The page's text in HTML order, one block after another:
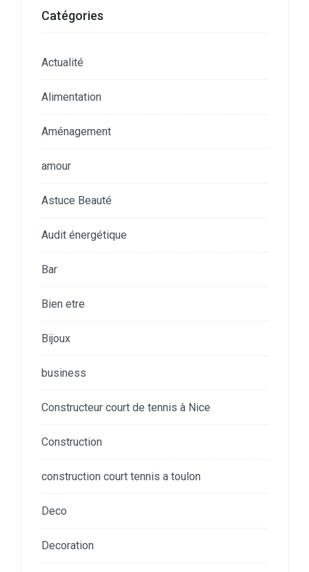
Catégories
Actualité
Alimentation
Aménagement
amour
Astuce Beauté
Audit énergétique
Bar
Bien etre
Bijoux
business
Constructeur court de tennis à Nice
Construction
construction court tennis a toulon
Deco
Decoration